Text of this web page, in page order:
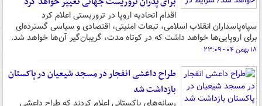
اقدام اتحادیه اروپا در تروریستی اعلام کرد
سپاه‌پاسداران انقلاب اسلامی، تبعات امنیتی، اقتصادی و سیاسی گسترده‌ای
برای اروپایی‌ها خواهد داشت که در کوتاه مدت، گریبان‌گیر آن‌ها خواهد شد.
۱۸ بهمن ۰۴ - ۲۳:۰۹
طراح داعشی انفجار در مسجد شیعیان در پاکستان
بازداشت شد
رسانه‌های پاکستانی اعلام کردند که طراح داعشی